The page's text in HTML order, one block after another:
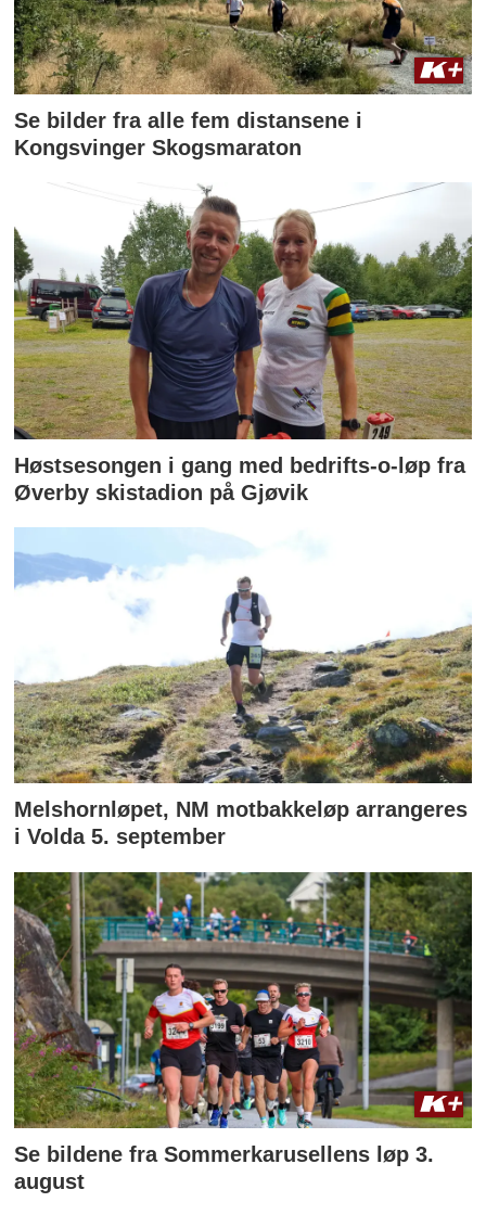
Se bilder fra alle fem distansene i
Kongsvinger Skogsmaraton
Høstsesongen i gang med bedrifts-o-løp fra
Øverby skistadion på Gjøvik
Melshornløpet, NM motbakkeløp arrangeres
i Volda 5. september
Se bildene fra Sommerkarusellens løp 3.
august